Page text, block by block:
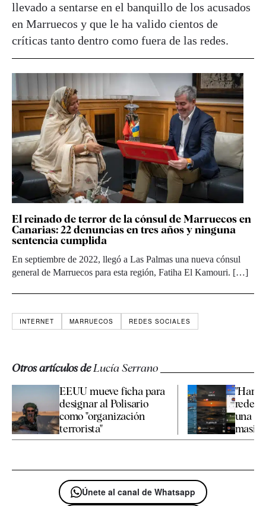
llevado a sentarse en el banquillo de los acusados
en Marruecos y que le ha valido cientos de
críticas tanto dentro como fuera de las redes.
El reinado de terror de la cónsul de Marruecos en
Canarias: 22 denuncias en tres años y ninguna
sentencia cumplida
En septiembre de 2022, llegó a Las Palmas una nueva cónsul
general de Marruecos para esta región, Fatiha El Kamouri. […]
INTERNET MARRUECOS REDES SOCIALES
Otros artículos deLucía Serrano
EEUU mueve ficha para
designar al Polisario
como "organización
terrorista"
redes
una
Únete al canal de Whatsapp